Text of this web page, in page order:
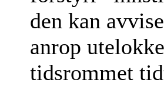
den kan
anrop
tidsrommet